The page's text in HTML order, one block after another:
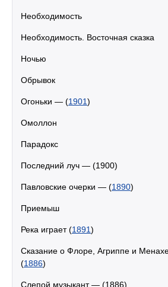
Необходимость
Необходимость. Восточная сказка
Ночью
Обрывок
Огоньки — (1901)
Омоллон
Парадокс
Последний луч — (1900)
Павловские очерки — (1890)
Приемыш
Река играет (1891)
Сказание о Флоре, Агриппе и
(1886)
Слепой музыкант — (1886)